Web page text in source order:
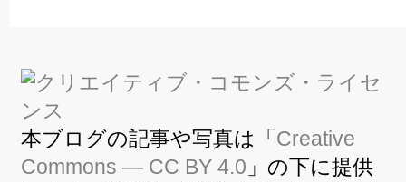
本ブログの記事や写真は「 Creative
Commons — CC BY 4.0 」の下に提供